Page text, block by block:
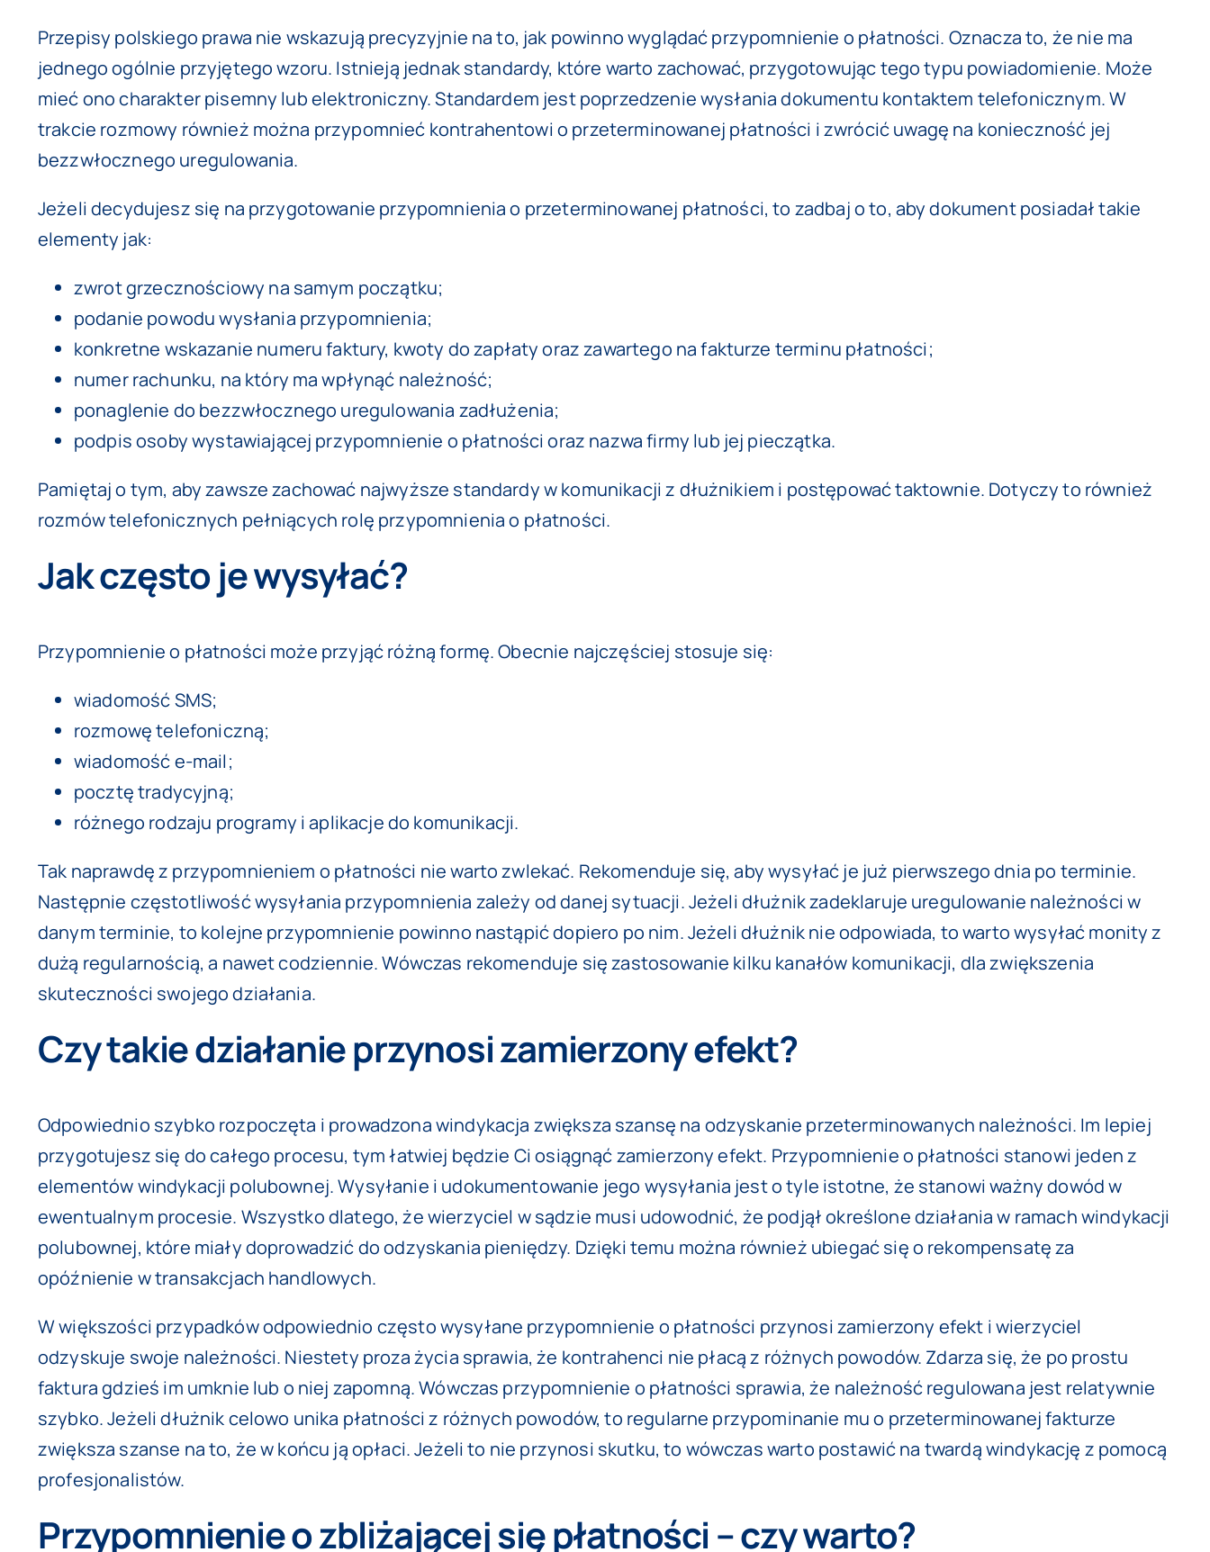
Przepisy polskiego prawa nie wskazują precyzyjnie na to, jak powinno wyglądać przypomnienie o płatności. Oznacza to, że nie ma
jednego ogólnie przyjętego wzoru. Istnieją jednak standardy, które warto zachować, przygotowując tego typu powiadomienie. Może
mieć ono charakter pisemny lub elektroniczny. Standardem jest poprzedzenie wysłania dokumentu kontaktem telefonicznym. W
trakcie rozmowy również można przypomnieć kontrahentowi o przeterminowanej płatności i zwrócić uwagę na konieczność jej
bezzwłocznego uregulowania.
Jeżeli decydujesz się na przygotowanie przypomnienia o przeterminowanej płatności, to zadbaj o to, aby dokument posiadał takie
elementy jak:
zwrot grzecznościowy na samym początku;
podanie powodu wysłania przypomnienia;
konkretne wskazanie numeru faktury, kwoty do zapłaty oraz zawartego na fakturze terminu płatności;
numer rachunku, na który ma wpłynąć należność;
ponaglenie do bezzwłocznego uregulowania zadłużenia;
podpis osoby wystawiającej przypomnienie o płatności oraz nazwa firmy lub jej pieczątka.
Pamiętaj o tym, aby zawsze zachować najwyższe standardy w komunikacji z dłużnikiem i postępować taktownie. Dotyczy to również
rozmów telefonicznych pełniących rolę przypomnienia o płatności.
Jak często je wysyłać?
Przypomnienie o płatności może przyjąć różną formę. Obecnie najczęściej stosuje się:
wiadomość SMS;
rozmowę telefoniczną;
wiadomość e-mail;
pocztę tradycyjną;
różnego rodzaju programy i aplikacje do komunikacji.
Tak naprawdę z przypomnieniem o płatności nie warto zwlekać. Rekomenduje się, aby wysyłać je już pierwszego dnia po terminie.
Następnie częstotliwość wysyłania przypomnienia zależy od danej sytuacji. Jeżeli dłużnik zadeklaruje uregulowanie należności w
danym terminie, to kolejne przypomnienie powinno nastąpić dopiero po nim. Jeżeli dłużnik nie odpowiada, to warto wysyłać monity z
dużą regularnością, a nawet codziennie. Wówczas rekomenduje się zastosowanie kilku kanałów komunikacji, dla zwiększenia
skuteczności swojego działania.
Czy takie działanie przynosi zamierzony efekt?
Odpowiednio szybko rozpoczęta i prowadzona windykacja zwiększa szansę na odzyskanie przeterminowanych należności. Im lepiej
przygotujesz się do całego procesu, tym łatwiej będzie Ci osiągnąć zamierzony efekt. Przypomnienie o płatności stanowi jeden z
elementów windykacji polubownej. Wysyłanie i udokumentowanie jego wysyłania jest o tyle istotne, że stanowi ważny dowód w
ewentualnym procesie. Wszystko dlatego, że wierzyciel w sądzie musi udowodnić, że podjął określone działania w ramach windykacji
polubownej, które miały doprowadzić do odzyskania pieniędzy. Dzięki temu można również ubiegać się o rekompensatę za
opóźnienie w transakcjach handlowych.
W większości przypadków odpowiednio często wysyłane przypomnienie o płatności przynosi zamierzony efekt i wierzyciel
odzyskuje swoje należności. Niestety proza życia sprawia, że kontrahenci nie płacą z różnych powodów. Zdarza się, że po prostu
faktura gdzieś im umknie lub o niej zapomną. Wówczas przypomnienie o płatności sprawia, że należność regulowana jest relatywnie
szybko. Jeżeli dłużnik celowo unika płatności z różnych powodów, to regularne przypominanie mu o przeterminowanej fakturze
zwiększa szanse na to, że w końcu ją opłaci. Jeżeli to nie przynosi skutku, to wówczas warto postawić na twardą windykację z pomocą
profesjonalistów.
Przypomnienie o zbliżającej się płatności – czy warto?